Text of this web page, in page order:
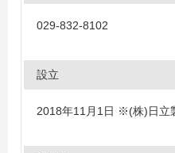
029-832-8102
設立
2018年11月1日 ※(株)日立